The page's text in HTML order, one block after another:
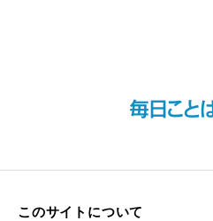
このサイトについて